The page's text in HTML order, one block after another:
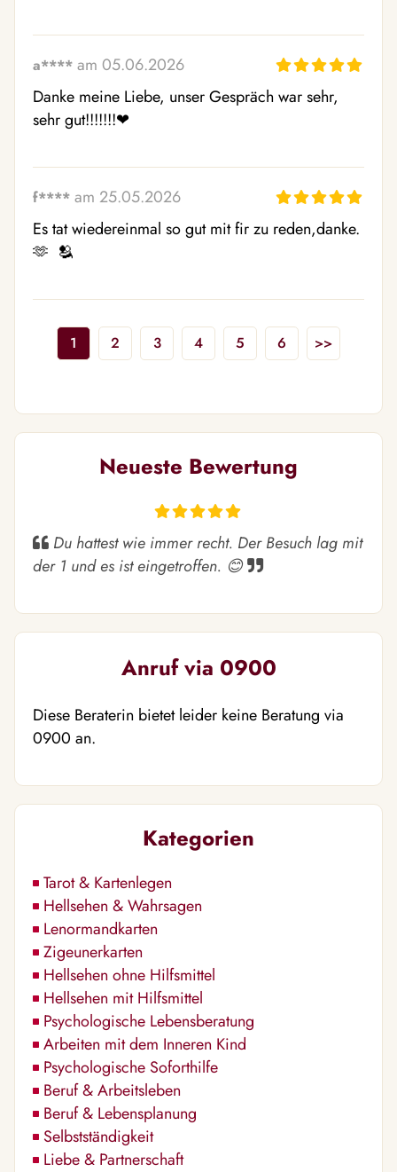
a**** am 05.06.2026
Danke meine Liebe, unser Gespräch war sehr,
sehr gut!!!!!!!❤ ️
f**** am 25.05.2026
Es tat wiedereinmal so gut mit fir zu reden,danke.
🫶  🫂
1 2 3 4 5 6 >>
Neueste Bewertung
Du hattest wie immer recht. Der Besuch lag mit
der 1 und es ist eingetroffen. 😊
Anruf via 0900
Diese Beraterin bietet leider keine Beratung via
0900 an.
Kategorien
Tarot & Kartenlegen
Hellsehen & Wahrsagen
Lenormandkarten
Zigeunerkarten
Hellsehen ohne Hilfsmittel
Hellsehen mit Hilfsmittel
Psychologische Lebensberatung
Arbeiten mit dem Inneren Kind
Psychologische Soforthilfe
Beruf & Arbeitsleben
Beruf & Lebensplanung
Selbstständigkeit
Liebe & Partnerschaft